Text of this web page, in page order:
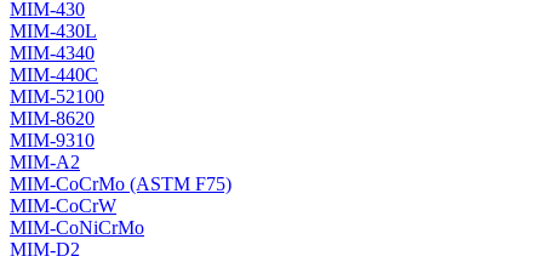
MIM-430
MIM-430L
MIM-4340
MIM-440C
MIM-52100
MIM-8620
MIM-9310
MIM-A2
MIM-CoCrMo (ASTM F75)
MIM-CoCrW
MIM-CoNiCrMo
MIM-D2